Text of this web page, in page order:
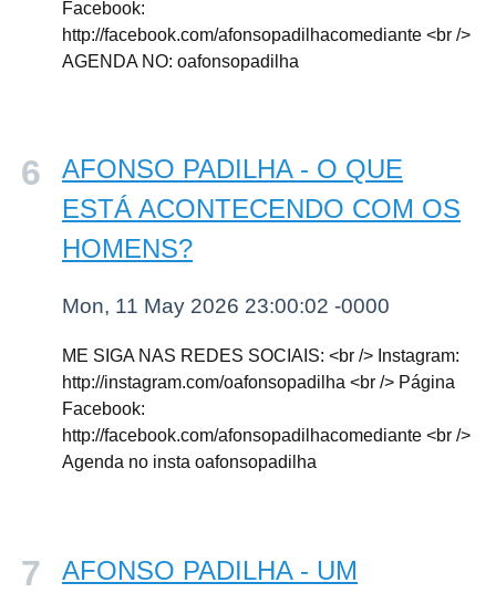
Facebook:
http://facebook.com/afonsopadilhacomediante <br />
AGENDA NO: oafonsopadilha
AFONSO PADILHA - O QUE
ESTÁ ACONTECENDO COM OS
HOMENS?
Mon, 11 May 2026 23:00:02 -0000
ME SIGA NAS REDES SOCIAIS: <br /> Instagram:
http://instagram.com/oafonsopadilha <br /> Página
Facebook:
http://facebook.com/afonsopadilhacomediante <br />
Agenda no insta oafonsopadilha
AFONSO PADILHA - UM